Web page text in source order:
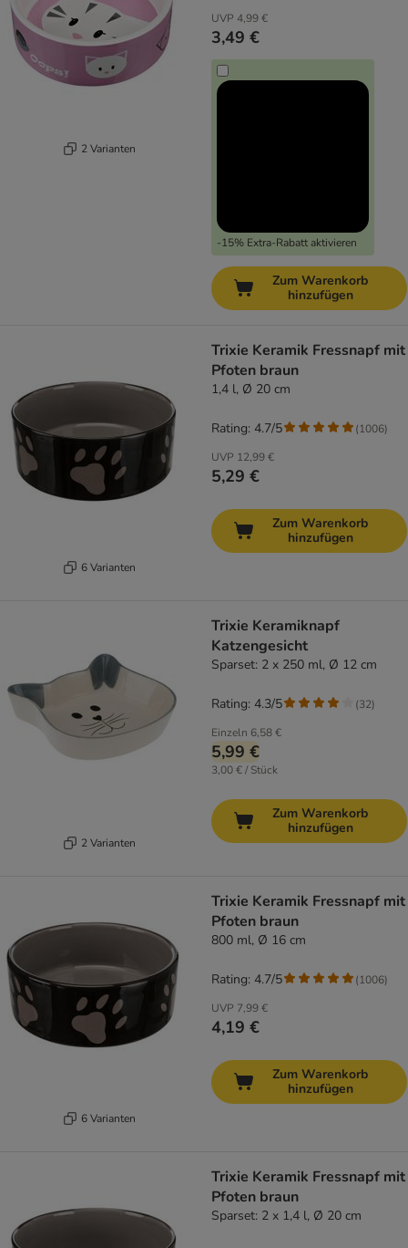
2 Varianten
UVP 4,99 €
3,49 €
-15% Extra-Rabatt aktivieren
Zum Warenkorb
hinzufügen
6 Varianten
Trixie Keramik Fressnapf mit
Pfoten braun
1,4 l, Ø 20 cm
UVP 12,99 €
5,29 €
Rating: 4.7/5 (1006)
Zum Warenkorb
hinzufügen
2 Varianten
Trixie Keramiknapf
Katzengesicht
Sparset: 2 x 250 ml, Ø 12 cm
Einzeln 6,58 €
5,99 €
3,00 € / Stück
Rating: 4.3/5 (32)
Zum Warenkorb
hinzufügen
6 Varianten
Trixie Keramik Fressnapf mit
Pfoten braun
800 ml, Ø 16 cm
UVP 7,99 €
4,19 €
Rating: 4.7/5 (1006)
Zum Warenkorb
hinzufügen
Trixie Keramik Fressnapf mit
Pfoten braun
Sparset: 2 x 1,4 l, Ø 20 cm